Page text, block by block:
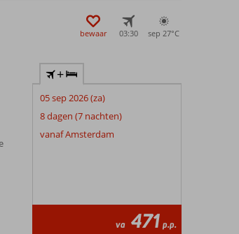
bewaar 03:30 sep 27°C
+
05 sep 2026 (za)
8 dagen (7 nachten)
vanaf Amsterdam
va 471 p.p.